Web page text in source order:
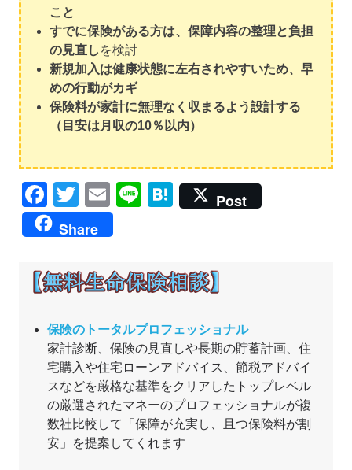
こと
すでに保険がある方は、保障内容の整理と負担
の見直し を検討
新規加入は健康状態に左右されやすいため、早
めの行動がカギ
保険料が家計に無理なく収まるよう設計する
（目安は月収の10％以内）
Facebook
TwitterEmailLineHatena
Post
Share
保険のトータルプロフェッショナル
家計診断、保険の見直しや長期の貯蓄計画、住
宅購入や住宅ローンアドバイス、節税アドバイ
スなどを厳格な基準をクリアしたトップレベル
の厳選されたマネーのプロフェッショナルが複
数社比較して「保障が充実し、且つ保険料が割
安」を提案してくれます